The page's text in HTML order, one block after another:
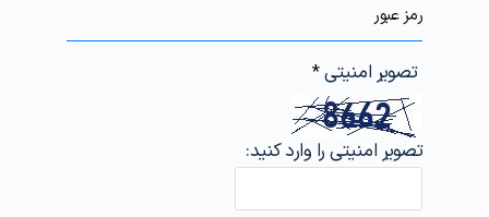
رمز عبور
تصویر امنیتی*
تصویر امنیتی را وارد کنید: